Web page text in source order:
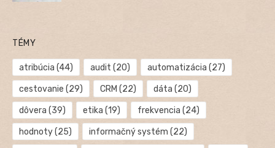
TÉMY
atribúcia (44) audit (20) automatizácia (27)
cestovanie (29) CRM (22) dáta (20)
dôvera (39) etika (19) frekvencia (24)
hodnoty(25) informačný systém (22)